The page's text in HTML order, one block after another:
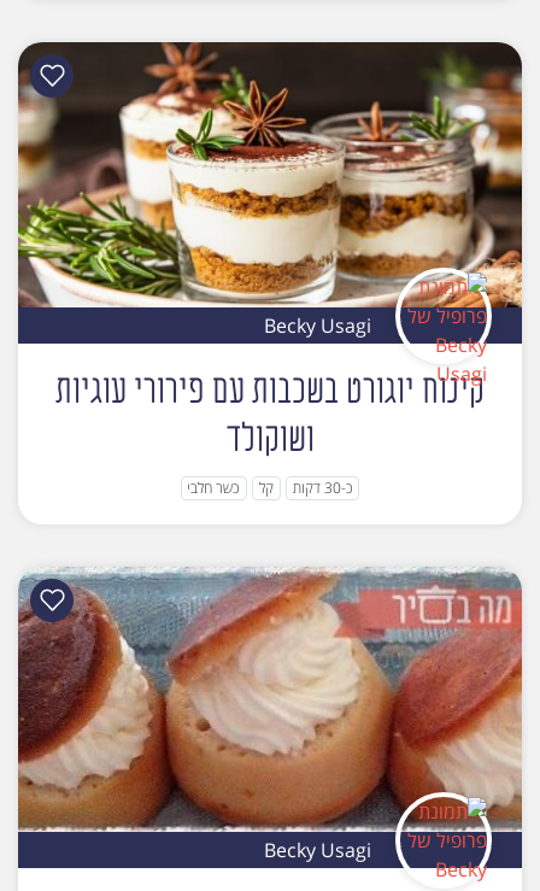
Becky Usagi
קינוח יוגורט בשכבות עם פירורי עוגיות
ושוקולד
כ-30 דקות קל כשר חלבי
Becky Usagi